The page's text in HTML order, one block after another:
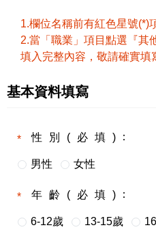
1.欄位名稱前有紅色星號(*)
2.當「職業」項目點選『其
填入完整內容，敬請確實填
基本資料填寫
性別(必填)
男性 女性
年齡(必填)
6-12歲 13-15歲